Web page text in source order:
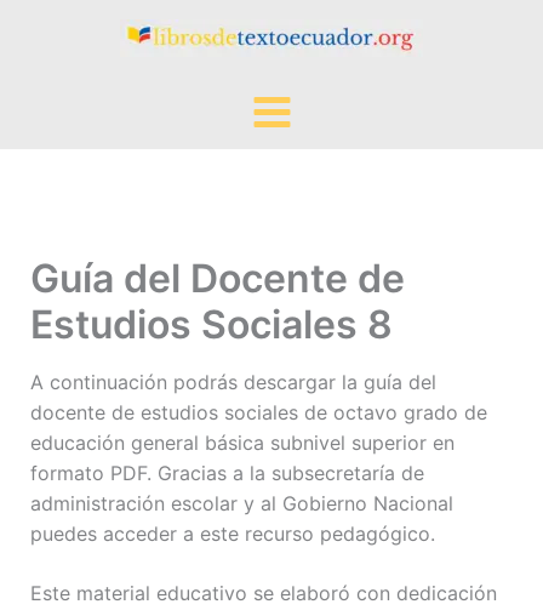
Guía del Docente de
Estudios Sociales 8
A continuación podrás descargar la guía del
docente de estudios sociales de octavo grado de
educación general básica subnivel superior en
formato PDF. Gracias a la subsecretaría de
administración escolar y al Gobierno Nacional
puedes acceder a este recurso pedagógico.
Este material educativo se elaboró con dedicación